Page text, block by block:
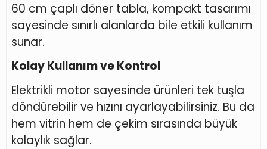
60 cm çaplı döner tabla, kompakt tasarımı
sayesinde sınırlı alanlarda bile etkili kullanım
sunar.
Kolay Kullanım ve Kontrol
Elektrikli motor sayesinde ürünleri tek tuşla
döndürebilir ve hızını ayarlayabilirsiniz. Bu da
hem vitrin hem de çekim sırasında büyük
kolaylık sağlar.